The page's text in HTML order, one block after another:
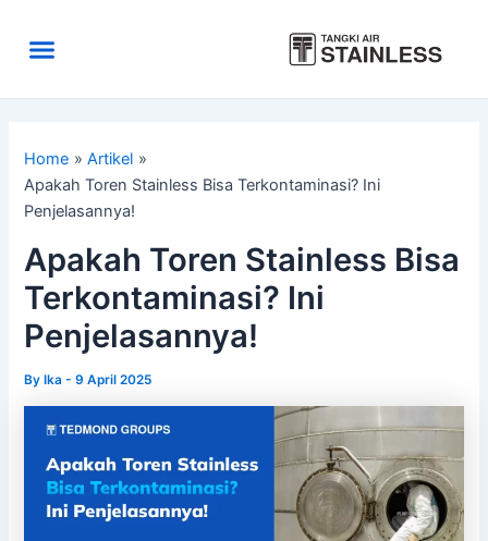
contentMenu
Home
Artikel
Apakah Toren Stainless Bisa Terkontaminasi? Ini
Penjelasannya!
Apakah Toren Stainless Bisa
Terkontaminasi? Ini
Penjelasannya!
ByIka-9 April 2025